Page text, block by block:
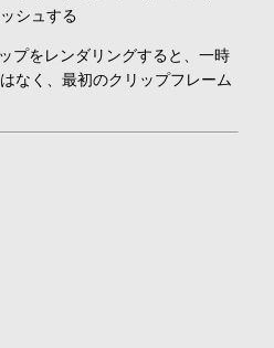
シュする
プをレンダリングすると、一時
なく、最初のクリップフレーム